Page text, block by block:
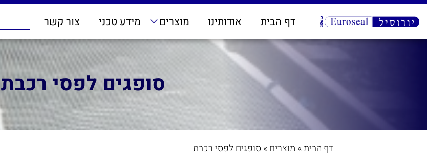
דף הבית אודותינו מוצרים מידע טכני צור קשר
סופגים לפסי רכבת
דף הבית» מוצרים» סופגים לפסי רכבת